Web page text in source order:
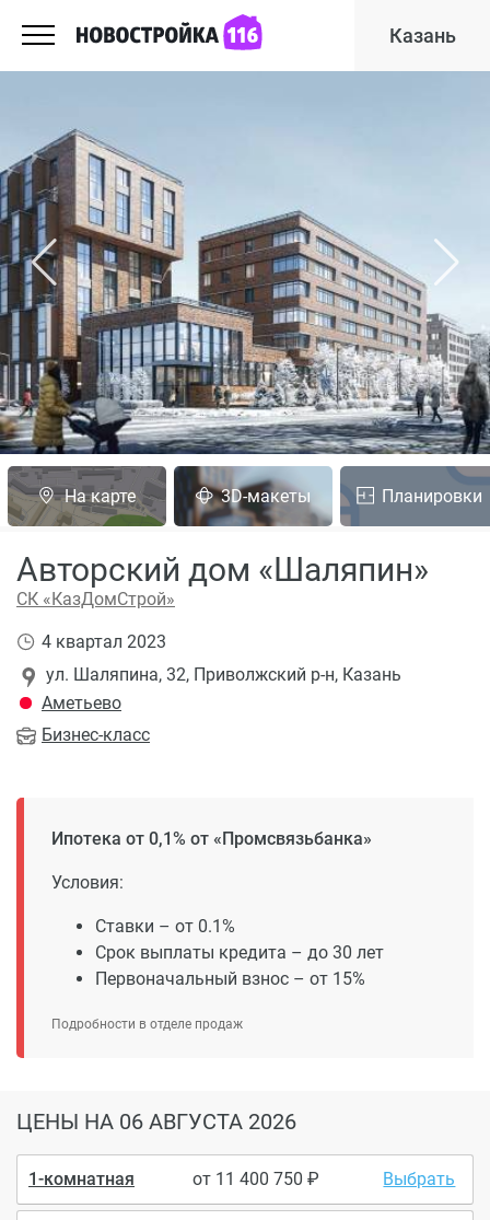
Казань
На карте 3D-макеты Планировки
Авторский дом «Шаляпин»
СК «КазДомСтрой»
Бизнес-класс
ул. Шаляпина, 32, Приволжский р-н, Казань
Аметьево
4 квартал 2023
Ипотека от 0,1% от «Промсвязьбанка»
Условия:
Ставки – от 0.1%
Срок выплаты кредита – до 30 лет
Первоначальный взнос – от 15%
Подробности в отделе продаж
ЦЕНЫ НА 06 АВГУСТА 2026
1-комнатная от 11 400 750 Выбрать